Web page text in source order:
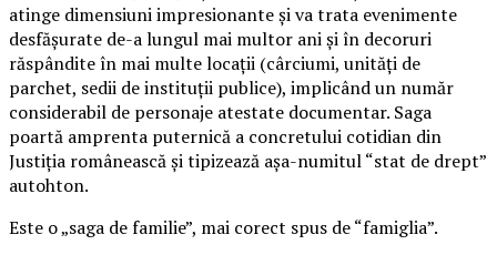
atinge dimensiuni impresionante și va trata evenimente
desfășurate de-a lungul mai multor ani și în decoruri
răspândite în mai multe locaţii (cârciumi, unităţi de
parchet, sedii de instituţii publice), implicând un număr
considerabil de personaje atestate documentar. Saga
poartă amprenta puternică a concretului cotidian din
Justiţia românească și tipizează aşa-numitul “stat de drept”
autohton.
Este o „saga de familie”, mai corect spus de “famiglia”.